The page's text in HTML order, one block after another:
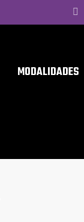
MODALIDADES